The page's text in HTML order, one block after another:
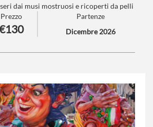
dai musi mostruosi e ricoperti da pelli
sfilata la cui tradizione si perde
in ristorante
Prezzo
Partenze
Dicembre 2026